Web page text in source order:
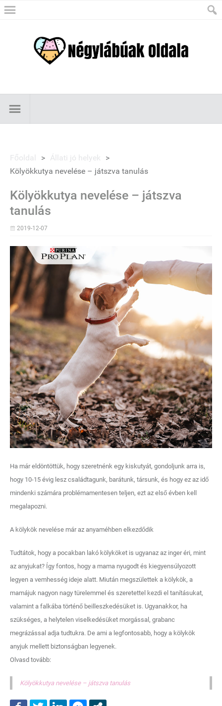
Főoldal > Állati jó helyek
>
Kölyökkutya nevelése – játszva tanulás
Kölyökkutya nevelése – játszva
tanulás
2019-12-07
Ha már eldöntöttük, hogy szeretnénk egy kiskutyát, gondoljunk arra is,
hogy 10-15 évig lesz családtagunk, barátunk, társunk, és hogy ez az idő
mindenki számára problémamentesen teljen, ezt az első évben kell
megalapozni.
A kölykök nevelése már az anyaméhben elkezdődik
Tudtátok, hogy a pocakban lakó kölyköket is ugyanaz az inger éri, mint
az anyjukat? Így fontos, hogy a mama nyugodt és kiegyensúlyozott
legyen a vemhesség ideje alatt. Miután megszülettek a kölykök, a
mamájuk nagyon nagy türelemmel és szeretettel kezdi el tanításukat,
valamint a falkába történő beilleszkedésüket is. Ugyanakkor, ha
szükséges, a helytelen viselkedésüket morgással, grabanc
megrázással adja tudtukra. De ami a legfontosabb, hogy a kölykök
anyjuk mellett biztonságban legyenek.
Olvasd tovább:
Kölyökkutya nevelése – játszva tanulás